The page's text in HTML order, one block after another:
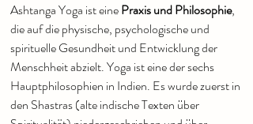
Ashtanga Yoga ist einePraxis und Philosophie,
die auf die physische, psychologische und
spirituelle Gesundheit und Entwicklung der
Menschheit abzielt. Yoga ist eine der sechs
Hauptphilosophien in Indien. Es wurde zuerst in
den Shastras (alte indische Texten über